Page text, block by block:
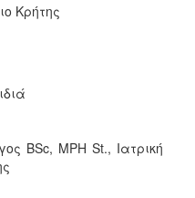
Κρήτης
BSc, MPH St., Ιατρική